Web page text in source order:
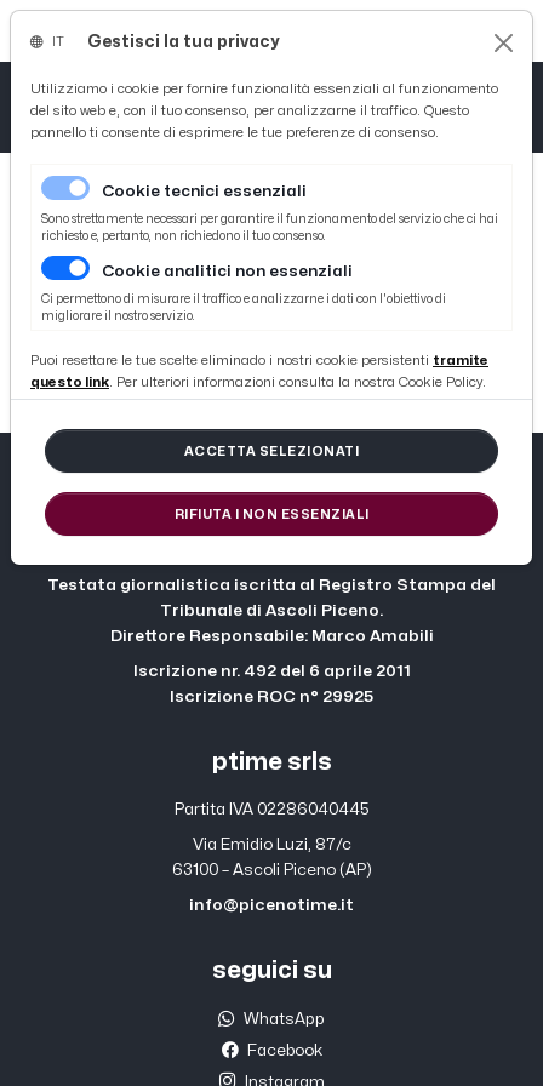
404
Testata giornalistica iscritta al Registro Stampa del
Tribunale di Ascoli Piceno.
Direttore Responsabile: Marco Amabili
Iscrizione nr. 492 del 6 aprile 2011
Iscrizione ROC n° 29925
ptime srls
Partita IVA 02286040445
Via Emidio Luzi, 87/c
63100 – Ascoli Piceno (AP)
info@picenotime.it
seguici su
WhatsApp
Facebook
Instagram
Gestisci la tua privacy
Utilizziamo i cookie per fornire funzionalità essenziali al funzionamento
del sito web e, con il tuo consenso, per analizzarne il traffico. Questo
pannello ti consente di esprimere le tue preferenze di consenso.
Cookie tecnici essenziali
Sono strettamente necessari per garantire il funzionamento del servizio che ci hai
richiesto e, pertanto, non richiedono il tuo consenso.
Cookie analitici non essenziali
Ci permettono di misurare il traffico e analizzarne i dati con l'obiettivo di
migliorare il nostro servizio.
Puoi resettare le tue scelte eliminado i nostri cookie persistenti tramite
questo link. Per ulteriori informazioni consulta la nostra Cookie Policy.
ACCETTA SELEZIONATI
RIFIUTA I NON ESSENZIALI
Tutto News
Tutto Sport
Basket
Ciclismo
Tutto Curiosità